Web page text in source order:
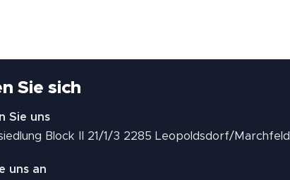
Sie sich
Sie uns
Block II 21/1/3 2285 Leopoldsdorf/Marchfeld
uns an